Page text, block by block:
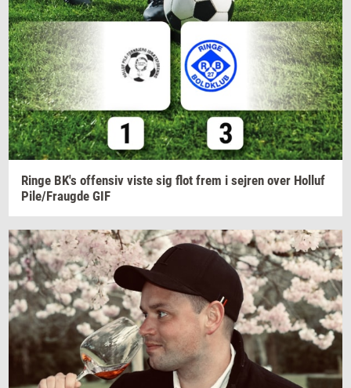
Ringe BK's of­fen­siv viste sig flot frem i sej­ren over Hol­luf
Pile/Fraug­de GIF